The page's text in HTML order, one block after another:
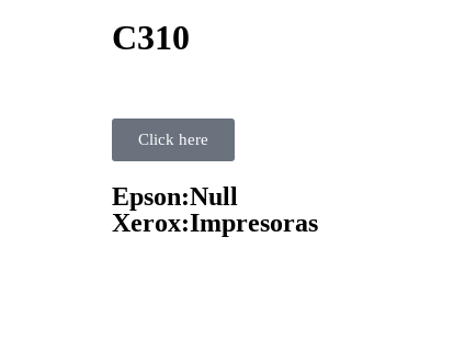
C310
Click here
Epson:Null
Xerox:Impresoras